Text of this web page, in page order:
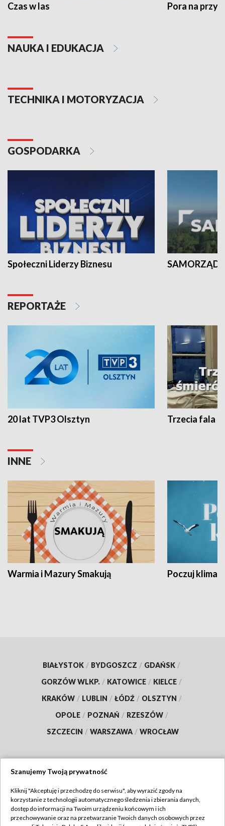
Czas w las Pora na
NAUKA I EDUKACJA
TECHNIKA I MOTORYZACJA
GOSPODARKA
Społeczni Liderzy Biznesu SAMORZĄD
REPORTAŻE
20 lat TVP3 Olsztyn Trzecia fala -
INNE
Warmia i Mazury Smakują Poczuj klimat
BIAŁYSTOK / BYDGOSZCZ / GDAŃSK /
GORZÓW WLKP. / KATOWICE / KIELCE /
KRAKÓW / LUBLIN / ŁÓDŹ / OLSZTYN /
OPOLE / POZNAŃ / RZESZÓW /
SZCZECIN / WARSZAWA / WROCŁAW
TVP
Abonament TVP
Regulamin TVP
Szanujemy Twoją prywatność
Kliknij "Akceptuję i przechodzę do serwisu", aby wyrazić zgody na
korzystanie z technologii automatycznego śledzenia i zbierania danych,
dostęp do informacji na Twoim urządzeniu końcowym i ich
przechowywanie oraz na przetwarzanie Twoich danych osobowych przez